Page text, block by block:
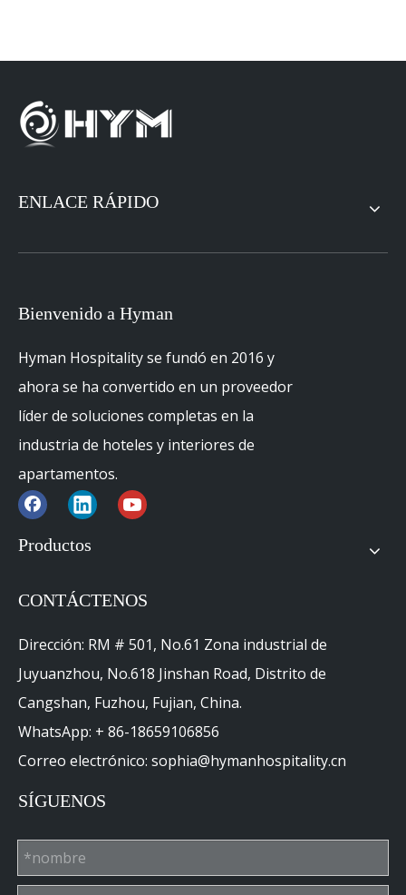
ENLACE RÁPIDO
Bienvenido a Hyman
Hyman Hospitality se fundó en 2016 y
ahora se ha convertido en un proveedor
líder de soluciones completas en la
industria de hoteles y interiores de
apartamentos.
Productos
CONTÁCTENOS
Dirección: RM # 501, No.61 Zona industrial de
Juyuanzhou, No.618 Jinshan Road, Distrito de
Cangshan, Fuzhou, Fujian, China.
WhatsApp: + 86-18659106856
Correo electrónico: sophia@hymanhospitality.cn
SÍGUENOS